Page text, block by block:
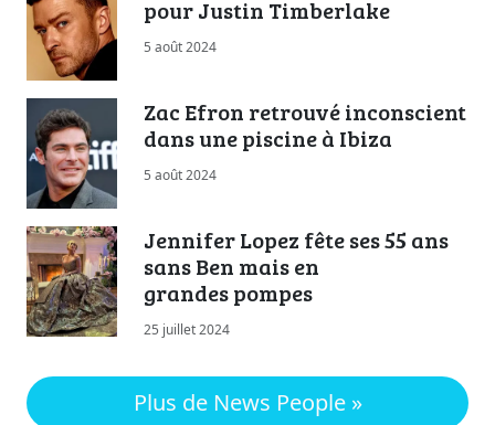
pour Justin Timberlake
5 août 2024
Zac Efron retrouvé inconscient
dans une piscine à Ibiza
5 août 2024
Jennifer Lopez fête ses 55 ans
sans Ben mais en
grandes pompes
25 juillet 2024
Plus de News People »